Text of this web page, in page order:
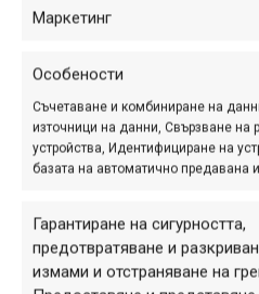
Маркетинг
Особености
Съчетаване и комбиниране на
източници на данни, Свързване на
устройства, Идентифициране на
базата на автоматично предавана
Гарантиране на сигурността,
предотвратяване и
измами и отстраняване на
ПАРТНЬОРИ